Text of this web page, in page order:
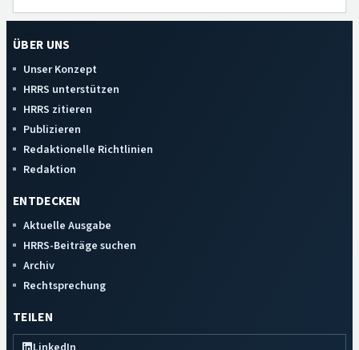
ÜBER UNS
Unser Konzept
HRRS unterstützen
HRRS zitieren
Publizieren
Redaktionelle Richtlinien
Redaktion
ENTDECKEN
Aktuelle Ausgabe
HRRS-Beiträge suchen
Archiv
Rechtsprechung
TEILEN